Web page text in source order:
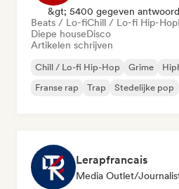
&gt; 5400 gegeven
Beats / Lo-fiChill / Lo-fi Hip-Hop
Diepe houseDisco
Artikelen schrijven
Chill / Lo-fi Hip-Hop Grime
Franse rap
Trap Stedelijke pop
Lerapfrancais